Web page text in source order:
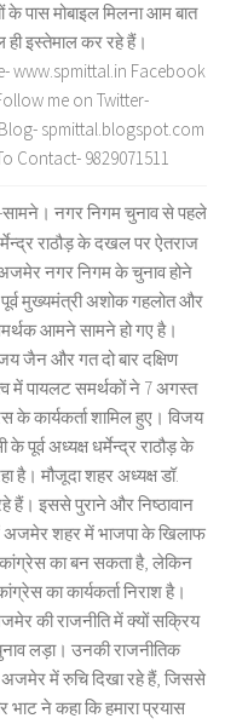
के पास मोबाइल मिलना आम बात
ही इस्तेमाल कर रहे हैं।
www.spmittal.in Facebook
me on Twitter-
spmittal.blogspot.com
Contact- 9829071511
नगर निगम चुनाव से पहले
राठौड़ के दखल पर ऐतराज
नगर निगम के चुनाव होने
मुख्यमंत्री अशोक गहलोत और
आमने सामने हो गए है।
जैन और गत दो बार दक्षिण
में पायलट समर्थकों ने 7 अगस्त
कार्यकर्ता शामिल हुए। विजय
पूर्व अध्यक्ष धर्मेन्द्र राठौड़ के
मौजूदा शहर अध्यक्ष डॉ.
हैं। इससे पुराने और निष्ठावान
में अजमेर शहर में भाजपा के खिलाफ
का बन सकता है, लेकिन
का कार्यकर्ता निराश है।
की राजनीति में क्यों सक्रिय
लड़ा। उनकी राजनीतिक
अजमेर में रुचि दिखा रहे हैं, जिससे
ने कहा कि हमारा प्रयास